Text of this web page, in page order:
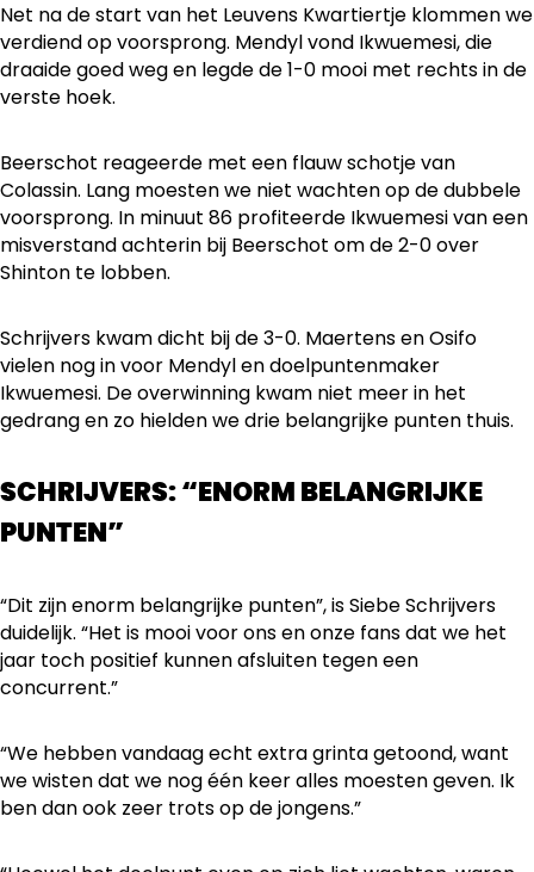
Net na de start van het Leuvens Kwartiertje klommen we
verdiend op voorsprong. Mendyl vond Ikwuemesi, die
draaide goed weg en legde de 1-0 mooi met rechts in de
verste hoek.
Beerschot reageerde met een flauw schotje van
Colassin. Lang moesten we niet wachten op de dubbele
voorsprong. In minuut 86 profiteerde Ikwuemesi van een
misverstand achterin bij Beerschot om de 2-0 over
Shinton te lobben.
Schrijvers kwam dicht bij de 3-0. Maertens en Osifo
vielen nog in voor Mendyl en doelpuntenmaker
Ikwuemesi. De overwinning kwam niet meer in het
gedrang en zo hielden we drie belangrijke punten thuis.
SCHRIJVERS: “ENORM BELANGRIJKE
PUNTEN”
“Dit zijn enorm belangrijke punten”, is Siebe Schrijvers
duidelijk. “Het is mooi voor ons en onze fans dat we het
jaar toch positief kunnen afsluiten tegen een
concurrent.”
“We hebben vandaag echt extra grinta getoond, want
we wisten dat we nog één keer alles moesten geven. Ik
ben dan ook zeer trots op de jongens.”